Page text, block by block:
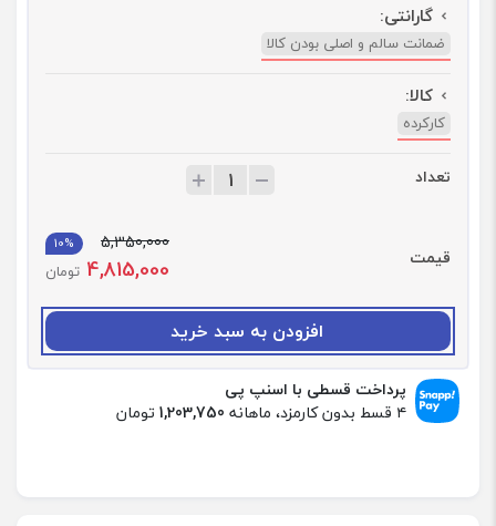
گارانتی:
ضمانت سالم و اصلی بودن کالا
کالا:
کارکرده
تعداد
د
ی
س
ک
ب
قیمت
5,350,000
10%
4,815,000 تومان
افزودن به سبد خرید
پرداخت قسطی با اسنپ پی
۴ قسط بدون کارمزد، ماهانه
1,203,750 تومان